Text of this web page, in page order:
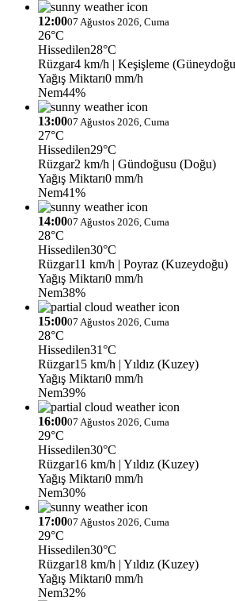
12:0007 Ağustos 2026, Cuma
26°C
Hissedilen28°C
Rüzgar4 km/h | Keşişleme
Yağış Miktarı0 mm/h
Nem44%
13:0007 Ağustos 2026, Cuma
27°C
Hissedilen29°C
Rüzgar2 km/h | Gündoğusu (Doğu)
Yağış Miktarı0 mm/h
Nem41%
14:0007 Ağustos 2026, Cuma
28°C
Hissedilen30°C
Rüzgar11 km/h | Poyraz (Kuzeydoğu)
Yağış Miktarı0 mm/h
Nem38%
15:0007 Ağustos 2026, Cuma
28°C
Hissedilen31°C
Rüzgar15 km/h | Yıldız (Kuzey)
Yağış Miktarı0 mm/h
Nem39%
16:0007 Ağustos 2026, Cuma
29°C
Hissedilen30°C
Rüzgar16 km/h | Yıldız (Kuzey)
Yağış Miktarı0 mm/h
Nem30%
17:0007 Ağustos 2026, Cuma
29°C
Hissedilen30°C
Rüzgar18 km/h | Yıldız (Kuzey)
Yağış Miktarı0 mm/h
Nem32%